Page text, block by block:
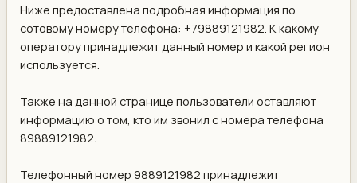
Ниже предоставлена подробная информация по
сотовому номеру телефона: +79889121982. К какому
оператору принадлежит данный номер и какой регион
используется.
Также на данной странице пользователи оставляют
информацию о том, кто им звонил с номера телефона
89889121982:
Телефонный номер 9889121982 принадлежит